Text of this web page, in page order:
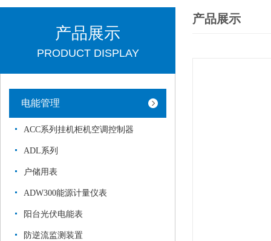
产品展示
PRODUCT DISPLAY
电能管理
ACC系列挂机柜机空调控制器
ADL系列
户储用表
ADW300能源计量仪表
阳台光伏电能表
防逆流监测装置
产品展示